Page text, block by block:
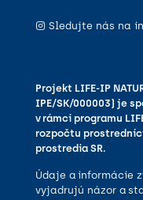
Sledujte nás na
Projekt LIFE-IP
IPE/SK/000003) je
v rámci programu
rozpočtu
prostredia SR.
Údaje a informácie
vyjadrujú názor a